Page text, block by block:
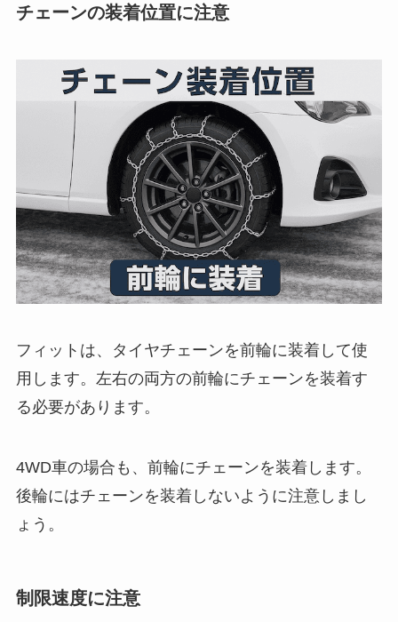
チェーンの装着位置に注意
フィットは、タイヤチェーンを前輪に装着して使
用します。左右の両方の前輪にチェーンを装着す
る必要があります。
4WD車の場合も、前輪にチェーンを装着します。
後輪にはチェーンを装着しないように注意しまし
ょう。
制限速度に注意